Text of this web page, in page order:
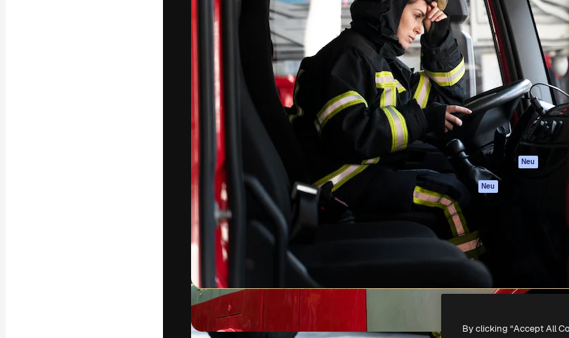
3D-Modelle
Schriftarten
Die kreative Plattform, um deine beste
Arbeit zu verwirklichen. Mehr als 1 Million
Abonnenten unter Kreativen, Unternehmen,
Agenturen und Studios.
Deutsch
Produkte
Spaces
KI-Assistent
KI-Bildgenerator
KI-Videogenerator
KI-
Stimmengenerator
Stock-Inhalte
MCP für
Claude/ChatGPT
Neu
Agenten Neu
API
Mobile App
Alle Magnific-Tools
AGB
Copyright © 2010-
By clicking “Accept All